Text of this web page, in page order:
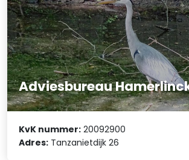
Adviesbureau
KvK nummer: 20092900
Adres: Tanzanietdijk 26